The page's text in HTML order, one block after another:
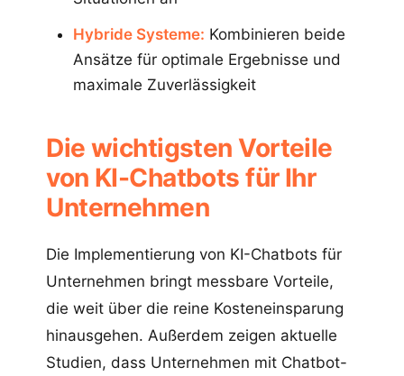
Hybride Systeme: Kombinieren beide
Ansätze für optimale Ergebnisse und
maximale Zuverlässigkeit
Die wichtigsten Vorteile
von KI-Chatbots für Ihr
Unternehmen
Die Implementierung von KI-Chatbots für
Unternehmen bringt messbare Vorteile,
die weit über die reine Kosteneinsparung
hinausgehen. Außerdem zeigen aktuelle
Studien, dass Unternehmen mit Chatbot-